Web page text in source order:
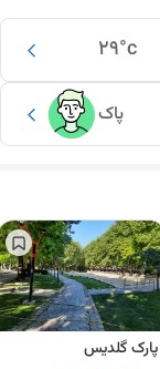
29°c
پاک
پارک گلدیس